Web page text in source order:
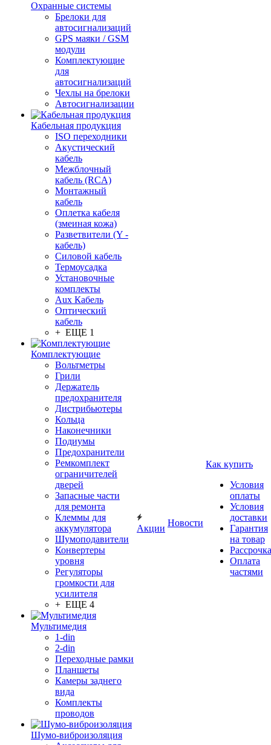
Охранные системы
Брелоки для
автосигнализаций
GPS маяки / GSM
модули
Комплектующие
для
автосигнализаций
Чехлы на брелоки
Автосигнализации
Кабельная продукция
ISO переходники
Акустический
кабель
Межблочный
кабель (RCA)
Монтажный
кабель
Оплетка кабеля
(змеиная кожа)
Разветвители (Y -
кабель)
Силовой кабель
Термоусадка
Установочные
комплекты
Aux Кабель
Оптический
кабель
+ ЕЩЕ 1
Комплектующие
Вольтметры
Грили
Держатель
предохранителя
Дистрибьютеры
Кольца
Наконечники
Подиумы
Предохранители
Ремкомплект
ограничителей
дверей
Запасные части
для ремонта
Клеммы для
аккумулятора
Шумоподавители
Конвертеры
уровня
Регуляторы
громкости для
усилителя
+ ЕЩЕ 4
Мультимедия
1-din
2-din
Переходные рамки
Планшеты
Камеры заднего
вида
Комплекты
проводов
Шумо-виброизоляция
Акции
Новости
Как купить
Условия
оплаты
Условия
доставки
Гарантия
на товар
Рассрочка
Оплата
частями